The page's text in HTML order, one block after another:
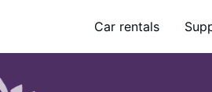
Car rentals